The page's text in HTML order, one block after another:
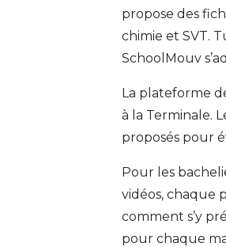
propose des
chimie et SVT.
SchoolMouv
La plateforme
à la Terminale.
proposés pour
Pour les
vidéos, chaque
comment s’y
pour chaque